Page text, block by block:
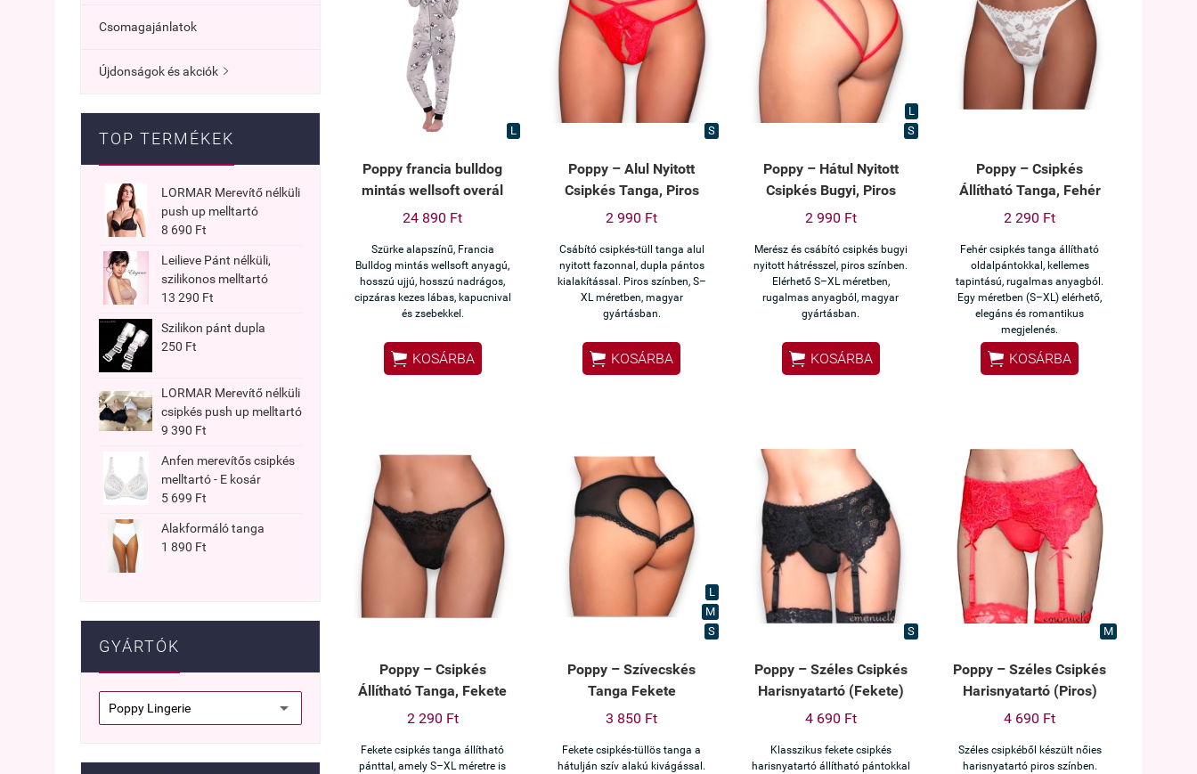
Csomagajánlatok
Újdonságok és akciók 
TOP TERMÉKEK
LORMAR Merevítő nélküli
push up melltartó
8 690 Ft
Leilieve Pánt nélküli,
szilikonos melltartó
13 290 Ft
Szilikon pánt dupla
250 Ft
LORMAR Merevítő nélküli
csipkés push up melltartó
9 390 Ft
Anfen merevítős csipkés
melltartó - E kosár
5 699 Ft
Alakformáló tanga
1 890 Ft
GYÁRTÓK
L
Poppy francia bulldog
mintás wellsoft overál
24 890 Ft
Szürke alapszínű, Francia
Bulldog mintás wellsoft anyagú,
hosszú ujjú, hosszú nadrágos,
cipzáras kezes lábas, kapucnival
és zsebekkel.
 KOSÁRBA
S
Poppy – Alul Nyitott
Csipkés Tanga, Piros
2 990 Ft
Csábító csipkés-tüll tanga alul
nyitott fazonnal, dupla pántos
kialakítással. Piros színben, S–
XL méretben, magyar
gyártásban.
 KOSÁRBA
L
S
Poppy – Hátul Nyitott
Csipkés Bugyi, Piros
2 990 Ft
Merész és csábító csipkés bugyi
nyitott hátrésszel, piros színben.
Elérhető S–XL méretben,
rugalmas anyagból, magyar
gyártásban.
 KOSÁRBA
Poppy – Csipkés
Állítható Tanga, Fehér
2 290 Ft
Fehér csipkés tanga állítható
oldalpántokkal, kellemes
tapintású, rugalmas anyagból.
Egy méretben (S–XL) elérhető,
elegáns és romantikus
megjelenés.
 KOSÁRBA
Poppy – Csipkés
Állítható Tanga, Fekete
2 290 Ft
Fekete csipkés tanga állítható
pánttal, amely S–XL méretre is
L
M
S
Poppy – Szívecskés
Tanga Fekete
3 850 Ft
Fekete csipkés-tüllös tanga a
hátulján szív alakú kivágással.
S
Poppy – Széles Csipkés
Harisnyatartó (Fekete)
4 690 Ft
Klasszikus fekete csipkés
harisnyatartó állítható pántokkal
M
Poppy – Széles Csipkés
Harisnyatartó (Piros)
4 690 Ft
Széles csipkéből készült nőies
harisnyatartó piros színben.